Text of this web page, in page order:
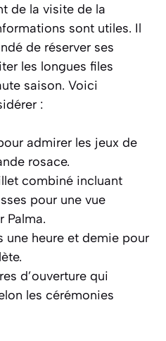
de la visite de la
sont utiles. Il
de réserver ses
les longues files
saison. Voici
:
admirer les jeux de
rosace.
combiné incluant
pour une vue
Palma.
une heure et demie pour
d’ouverture qui
les cérémonies